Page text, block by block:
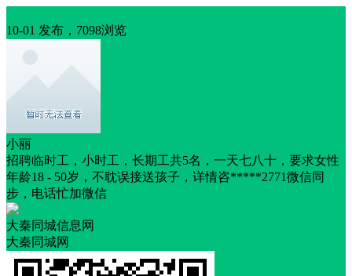
10-01 发布，7098浏览
小丽
招聘临时工，小时工，长期工共5名，一天七八十，要求女性
年龄18 - 50岁，不耽误接送孩子，详情咨*****2771微信同
步，电话忙加微信
大秦同城信息网
大秦同城网